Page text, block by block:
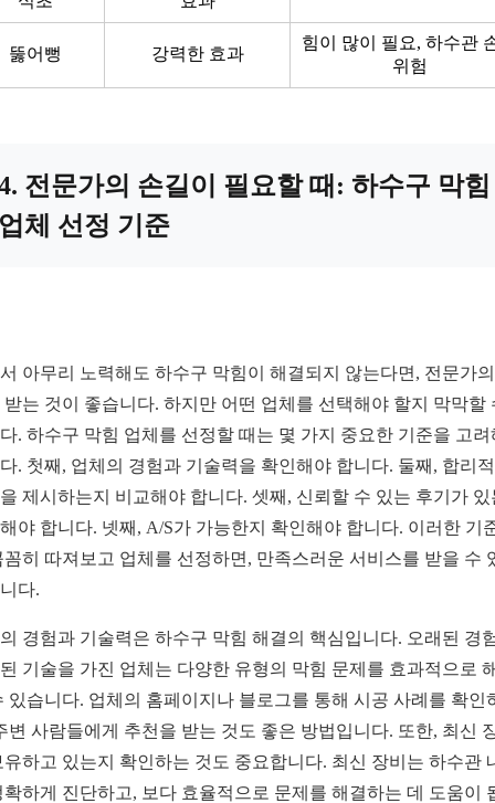
뚫어뻥 강력한 효과
힘이 많이 필요, 하수관
위험
전문가의 손길이 필요할 때: 하수구 막힘
체 선정 기준
아무리 노력해도 하수구 막힘이 해결되지 않는다면, 전문가
받는 것이 좋습니다. 하지만 어떤 업체를 선택해야 할지 막막할
. 하수구 막힘 업체를 선정할 때는 몇 가지 중요한 기준을 고려
. 첫째, 업체의 경험과 기술력을 확인해야 합니다. 둘째, 합리
제시하는지 비교해야 합니다. 셋째, 신뢰할 수 있는 후기가 있
야 합니다. 넷째, A/S가 가능한지 확인해야 합니다. 이러한 기
꼼히 따져보고 업체를 선정하면, 만족스러운 서비스를 받을 수
다.
경험과 기술력은 하수구 막힘 해결의 핵심입니다. 오래된 경
기술을 가진 업체는 다양한 유형의 막힘 문제를 효과적으로
있습니다. 업체의 홈페이지나 블로그를 통해 시공 사례를 확인
변 사람들에게 추천을 받는 것도 좋은 방법입니다. 또한, 최신
유하고 있는지 확인하는 것도 중요합니다. 최신 장비는 하수관
확하게 진단하고, 보다 효율적으로 문제를 해결하는 데 도움이